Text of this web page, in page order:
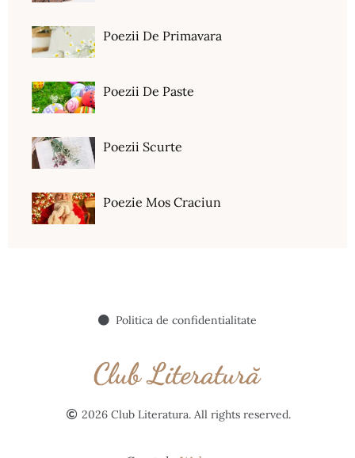
Poezii De Primavara
Poezii De Paste
Poezii Scurte
Poezie Mos Craciun
Politica de confidentialitate
2026 Club Literatura. All rights reserved.